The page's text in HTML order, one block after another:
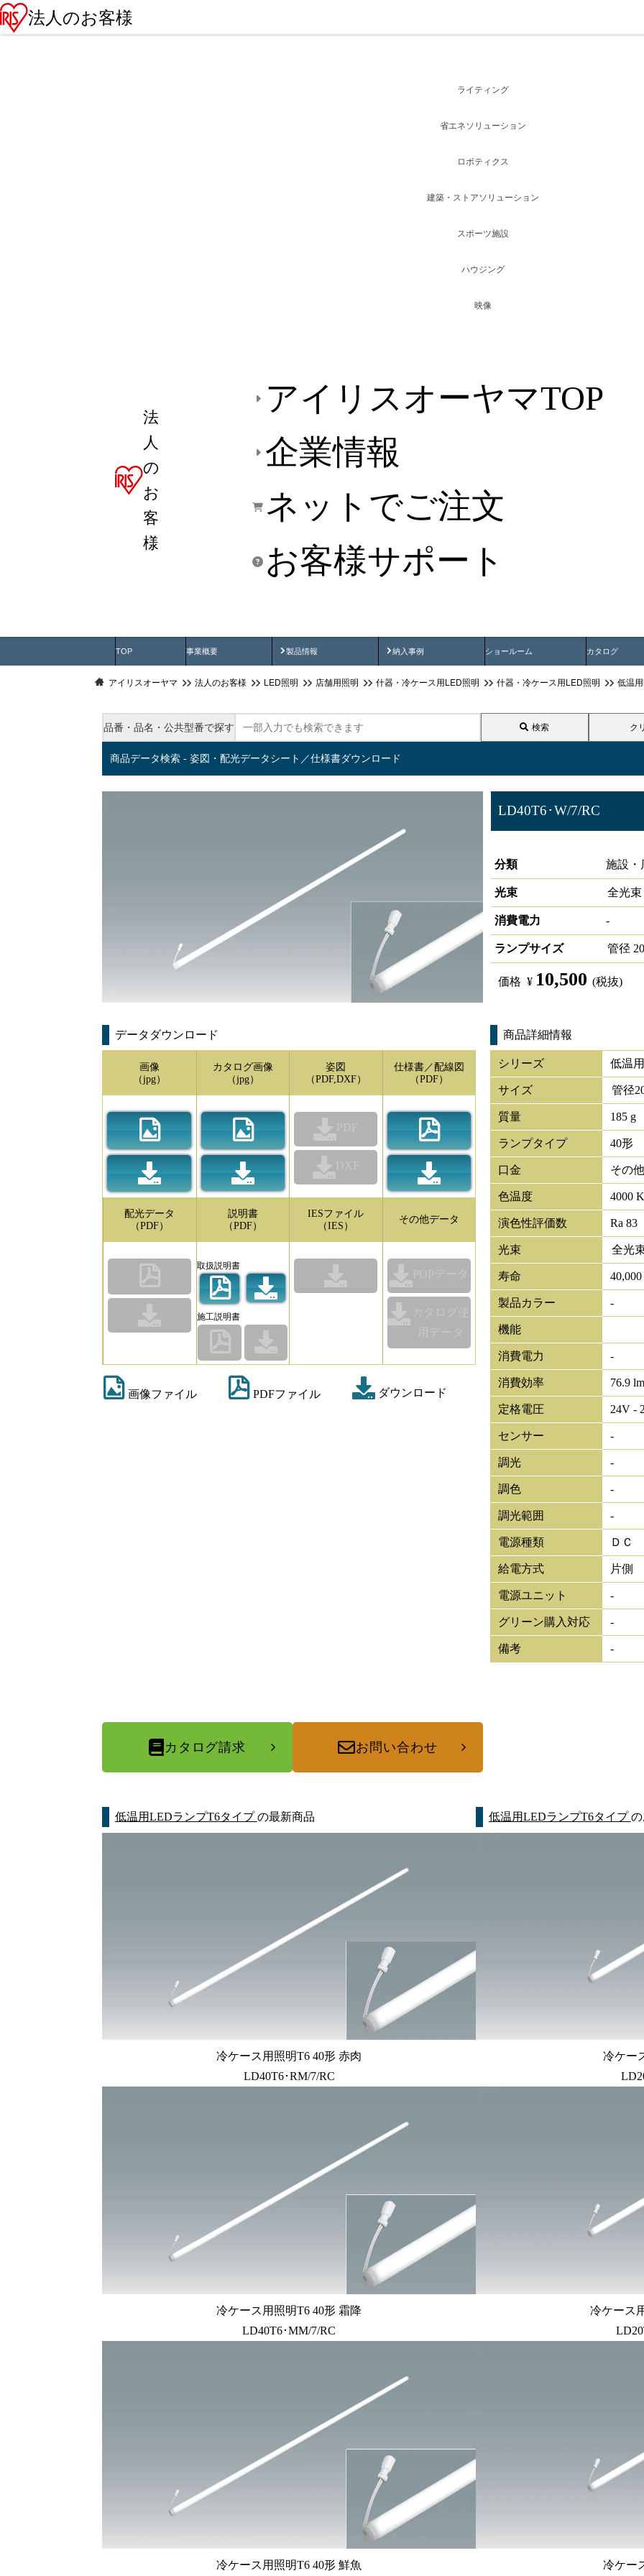
法人のお客様
法
人
の
お
客
様
アイリスオーヤマTOP
企業情報
ネットでご注文
お客様サポート
ライティング
省エネソリューション
ロボティクス
建築・ストアソリューション
スポーツ施設
ハウジング
映像
TOP 事業概要 製品情報
製品動画 納入事例
納入事例動画 ショールーム カタログ
アイリスオーヤマ 法人のお客様 LED照明 店舗用照明 什器・冷ケース用LED照明 什器・冷ケース用LED照明 低温
品番・品名・公共型番で探す 検索 ク
商品データ検索 - 姿図・配光データシート／仕様書ダウンロード
LD40T6･W/7/RC
分類
施設
光束 全光束
消費電力 -
ランプサイズ 管径 20
価格 ¥ 10,500 (税抜)
データダウンロード
画像
（jpg）
カタログ画像
（jpg）
姿図
（PDF,DXF）
PDF
DXF
仕様書／配線図
（PDF）
配光データ
（PDF）
説明書
（PDF）
取扱説明書
施工説明書
IESファイル
（IES）
その他データ
POPデータ
カタログ使
用データ
画像ファイル PDFファイル ダウンロード
商品詳細情報
シリーズ 低温
サイズ 管径
質量 185 g
ランプタイプ 40形
口金 その他
色温度 4000 K
演色性評価数 Ra 83
光束 全光
寿命
製品カラー -
機能
消費電力 -
消費効率 76.9
定格電圧 24V -
センサー -
調光 -
調色 -
調光範囲 -
電源種類 ＤＣ
給電方式 片側
電源ユニット -
グリーン購入対応 -
備考 -
カタログ請求 お問い合わせ
低温用LEDランプT6タイプの最新商品
冷ケース用照明T6 40形 赤肉
LD40T6･RM/7/RC
冷ケース用照明T6 40形 霜降
LD40T6･MM/7/RC
冷ケース用照明T6 40形 鮮魚
低温用LEDランプT6タイプ
冷ケー
冷ケース
冷ケー